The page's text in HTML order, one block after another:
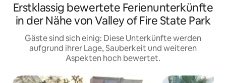
Erstklassig bewertete Ferienunterkünfte
in der Nähe von Valley of Fire State Park
Gäste sind sich einig: Diese Unterkünfte werden
aufgrund ihrer Lage, Sauberkeit und weiteren
Aspekten hoch bewertet.